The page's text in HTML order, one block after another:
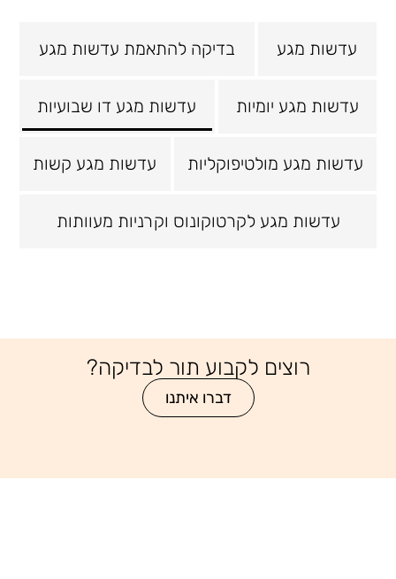
עדשות מגע בדיקה להתאמת עדשות מגע
עדשות מגע יומיות עדשות מגע דו שבועיות
עדשות מגע מולטיפוקליות עדשות מגע קשות
עדשות מגע לקרטוקונוס וקרניות מעוותות
רוצים לקבוע תור לבדיקה?
דברו איתנו